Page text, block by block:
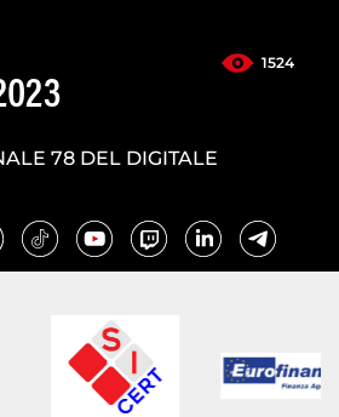
1524
78 DEL DIGITALE